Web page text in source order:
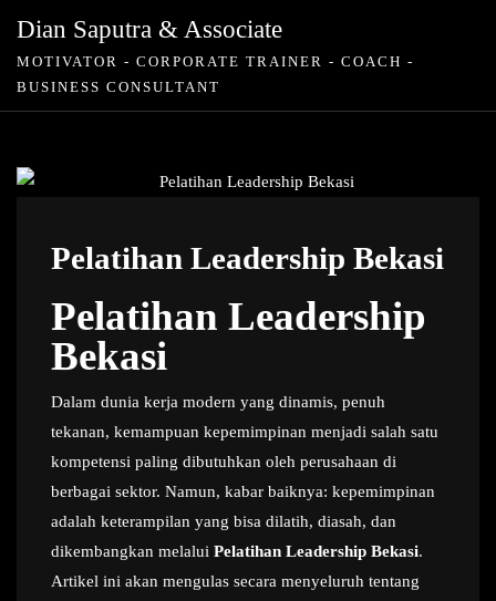
Dian Saputra & Associate
MOTIVATOR - CORPORATE TRAINER - COACH -
BUSINESS CONSULTANT
Pelatihan Leadership Bekasi
Pelatihan Leadership
Bekasi
Dalam dunia kerja modern yang dinamis, penuh
tekanan, kemampuan kepemimpinan menjadi salah satu
kompetensi paling dibutuhkan oleh perusahaan di
berbagai sektor. Namun, kabar baiknya: kepemimpinan
adalah keterampilan yang bisa dilatih, diasah, dan
dikembangkan melalui Pelatihan Leadership Bekasi.
Artikel ini akan mengulas secara menyeluruh tentang